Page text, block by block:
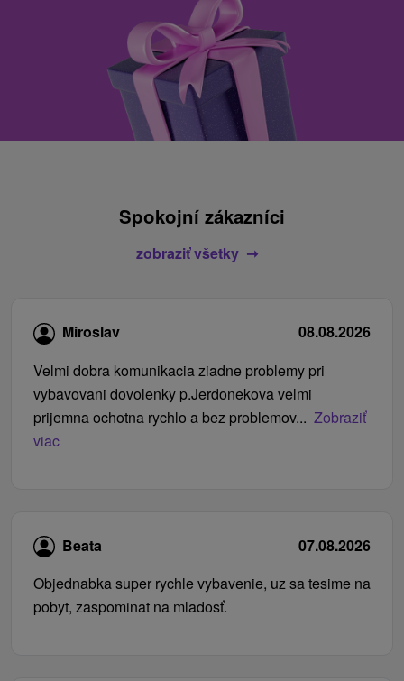
Spokojní zákazníci
zobraziť všetky
Miroslav
08.08.2026
Velmi dobra komunikacia ziadne problemy pri
vybavovani dovolenky p.Jerdonekova velmi
prijemna ochotna rychlo a bez problemov... Zobraziť
viac
Beata
07.08.2026
Objednabka super rychle vybavenie, uz sa tesime na
pobyt, zaspominat na mladosť.